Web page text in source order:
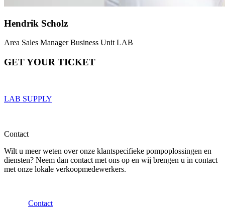
Hendrik Scholz
Area Sales Manager Business Unit LAB
GET YOUR TICKET
LAB SUPPLY
Contact
Wilt u meer weten over onze klantspecifieke pompoplossingen en
diensten? Neem dan contact met ons op en wij brengen u in contact
met onze lokale verkoopmedewerkers.
Contact